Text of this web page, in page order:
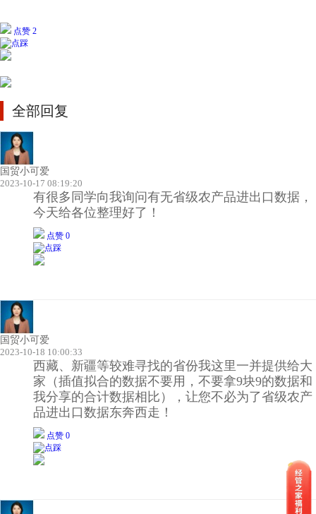
点赞 2
全部回复
国贸小可爱
2023-10-17 08:19:20
有很多同学向我询问有无省级农产品进出口数据，
今天给各位整理好了！
点赞 0
国贸小可爱
2023-10-18 10:00:33
西藏、新疆等较难寻找的省份我这里一并提供给大
家（插值拟合的数据不要用，不要拿9块9的数据和
我分享的合计数据相比），让您不必为了省级农产
品进出口数据东奔西走！
点赞 0